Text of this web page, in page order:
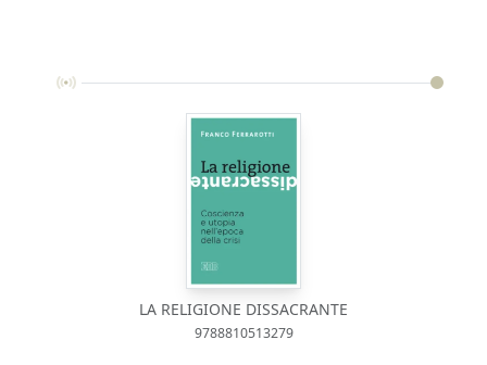
LA RELIGIONE DISSACRANTE
9788810513279